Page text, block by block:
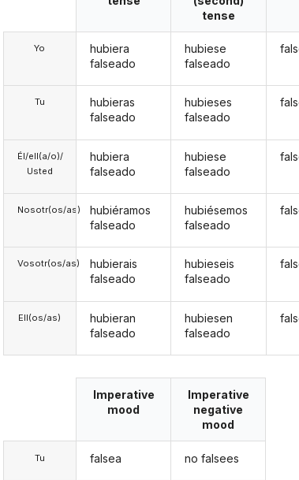
Yo
Tu
Él/ell(a/o)/
Usted
Nosotr(os/as)
Vosotr(os/as)
Ell(os/as)
hubiera
falseado
hubieras
falseado
hubiera
falseado
hubiéramos
falseado
hubierais
falseado
hubieran
falseado
tense
hubiese
falseado
hubieses
falseado
hubiese
falseado
hubiésemos
falseado
hubieseis
falseado
hubiesen
falseado
Tu
Imperative
mood
falsea
Imperative
negative
mood
no falsees